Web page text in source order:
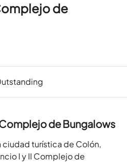
de
de Bungalows
ciudad turística de Colón,
I y II Complejo de